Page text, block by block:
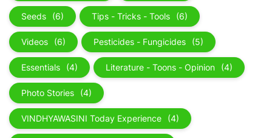
Seeds (6) Tips - Tricks - Tools (6)
Videos (6) Pesticides - Fungicides (5)
Essentials (4) Literature - Toons - Opinion (4)
Photo Stories (4)
VINDHYAWASINI Today Experience (4)